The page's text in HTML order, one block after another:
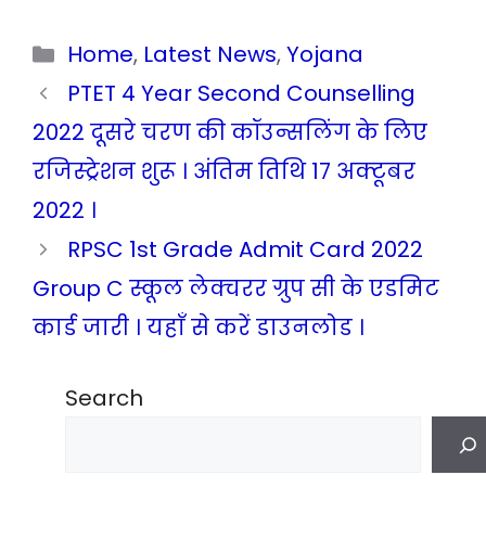
Categories
Home, Latest News,Yojana
PTET 4 Year Second Counselling
2022 दूसरे चरण की कॉउन्सलिंग के लिए
रजिस्ट्रेशन शुरू । अंतिम तिथि 17 अक्टूबर
2022 ।
RPSC 1st Grade Admit Card 2022
Group C स्कूल लेक्चरर ग्रुप सी के एडमिट
कार्ड जारी । यहाँ से करें डाउनलोड ।
Search